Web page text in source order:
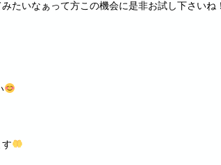
たいなぁって方この機会に是非お試し下さいね